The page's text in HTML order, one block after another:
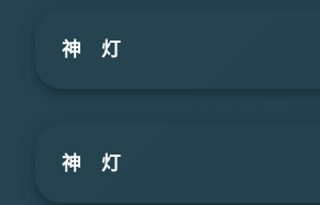
神 灯
神 灯